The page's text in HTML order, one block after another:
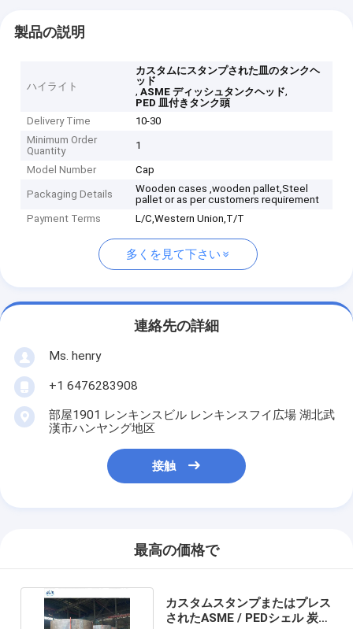
製品の説明
ハイライト
カスタムにスタンプされた皿のタンクヘ
ッド
,ASME ディッシュタンクヘッド,
PED 皿付きタンク頭
Delivery Time
10-30
Minimum Order
Quantity
1
Model Number Cap
Packaging Details
Wooden cases ,wooden pallet,Steel
pallet or as per customers requirement
Payment Terms
L/C,Western Union,T/T
多くを見て下さい
連絡先の詳細
Ms. henry
+1 6476283908
部屋1901 レンキンスビル レンキンスフイ広場 湖北武
漢市ハンヤング地区
接触
最高の価格で
カスタムスタンプまたはプレス
されたASME / PEDシェル 炭酸